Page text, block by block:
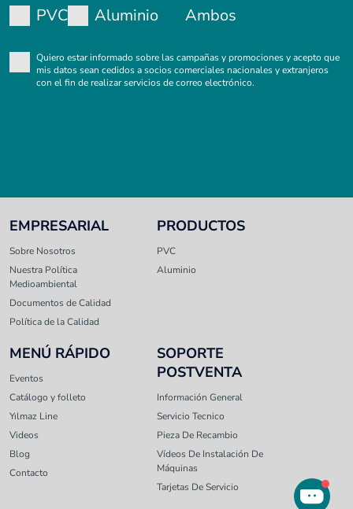
PVC Aluminio Ambos
Quiero estar informado sobre las campañas y promociones y acepto que
mis datos sean cedidos a socios comerciales nacionales y extranjeros
con el fin de realizar servicios de correo electrónico.
EMPRESARIAL
Sobre Nosotros
Nuestra Política
Medioambiental
Documentos de Calidad
Política de la Calidad
PRODUCTOS
PVC
Aluminio
MENÚ RÁPIDO
Eventos
Catálogo y folleto
Yılmaz Line
Videos
Blog
Contacto
SOPORTE
POSTVENTA
Información General
Servicio Tecnico
Pieza De Recambio
Vídeos De Instalación De
Máquinas
Tarjetas De Servicio